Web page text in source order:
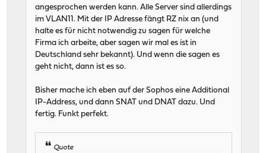
angesprochen werden kann. Alle Server sind allerdings
im VLAN11. Mit der IP Adresse fängt RZ nix an (und
halte es für nicht notwendig zu sagen für welche
Firma ich arbeite, aber sagen wir mal es ist in
Deutschland sehr bekannt). Und wenn die sagen es
geht nicht, dann ist es so.
Bisher mache ich eben auf der Sophos eine Additional
IP-Address, und dann SNAT und DNAT dazu. Und
fertig. Funkt perfekt.
Quote